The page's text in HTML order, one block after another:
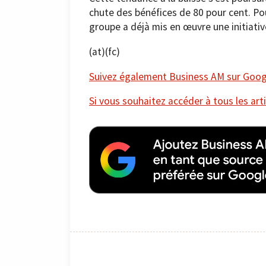
chute des bénéfices de 80 pour cent.
groupe a déjà mis en œuvre une
(at)(fc)
Suivez également Business AM sur
Si vous souhaitez accéder à tous les